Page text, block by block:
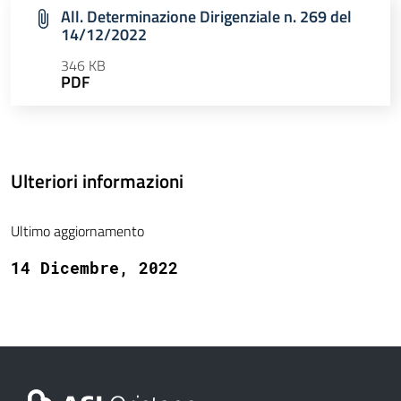
All. Determinazione Dirigenziale n. 269 del
14/12/2022
346 KB
PDF
Ulteriori informazioni
Ultimo aggiornamento
14 Dicembre, 2022